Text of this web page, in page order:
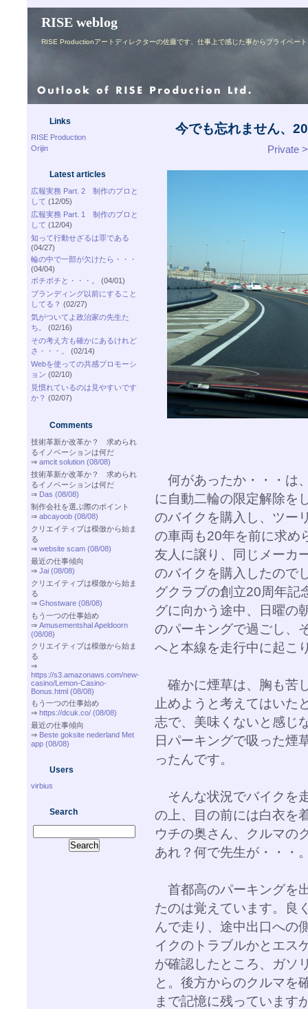
RISE weblog
RISE Productionアートディレクターの佐藤です、仕事上で感じた事からプライベー
Links
RISE Production
Orijin
Latest articles
広報実務 Part. 2 制作のプロと
して (12/05)
広報実務 Part. 1 制作のプロと
して (12/04)
知って行動せざるは罪である
(04/27)
輪の中で一部が欠けたら・・・
(04/04)
ボチボチと・・・。
(04/01)
ブランディング以前にすること
してる？ (02/27)
気がついてよ政治家の先生た
ち。
(02/16)
その考え方も確かにあるけれど
さ・・・。
(02/14)
Webを使っての共感プロモーシ
ョン (02/10)
見慣れているのは見やすいです
か？ (02/07)
Comments
技術革新か改革か？ 求められ
るイノベーションは何だ
⇒ amcit solution (08/08)
技術革新か改革か？ 求められ
るイノベーションは何だ
⇒ Das (08/08)
制作会社を選ぶ際のポイント
⇒ abcayoob (08/08)
クリエイティブは模倣から始ま
る
⇒ website scam (08/08)
最近の仕事傾向
⇒ Jai (08/08)
クリエイティブは模倣から始ま
る
⇒ Ghostware (08/08)
もう一つの仕事始め
⇒ Amusementshal Apeldoorn
(08/08)
クリエイティブは模倣から始ま
る
⇒
https://s3.amazonaws.com/new-
casino/Lemon-Casino-
Bonus.html (08/08)
もう一つの仕事始め
⇒ https://dcuk.co/ (08/08)
最近の仕事傾向
⇒ Beste goksite nederland Met
app (08/08)
Users
virbius
Search
今でも忘れません、
Private
何があったか・・・は
に自動二輪の限定解除を
のバイクを購入し、ツー
の車両も20年を前に求め
友人に譲り、同じメーカ
のバイクを購入したので
グクラブの創立20周年記
グに向かう途中、日曜の
のパーキングで過ごし、
へと本線を走行中に起こ
確かに煙草は、胸も苦
止めようと考えてはいた
志で、美味くないと感じ
日パーキングで吸った煙
ったんです。
そんな状況でバイクを
の上、目の前には白衣を
ウチの奥さん、クルマの
あれ？何で先生が・・・
首都高のパーキングを
たのは覚えています。良
んで走り、途中出口への
イクのトラブルかとエス
が確認したところ、ガソ
と。後方からのクルマを
まで記憶に残っています